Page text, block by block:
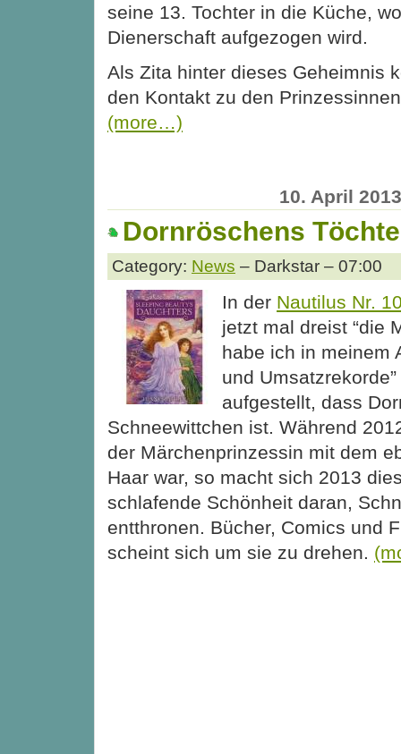
seine 13. Tochter in die Küche,
Dienerschaft aufgezogen wird.
Als Zita hinter dieses Geheimnis
den Kontakt zu den
(more…)
10. April 2013
Dornröschens
Category: News – Darkstar – 07:00
In der Nautilus Nr.
jetzt mal dreist “die
habe ich in meinem
und
aufgestellt, dass
Schneewittchen ist. Während
der Märchenprinzessin mit dem
Haar war, so macht sich 2013
schlafende Schönheit daran,
entthronen. Bücher, Comics und
scheint sich um sie zu drehen.